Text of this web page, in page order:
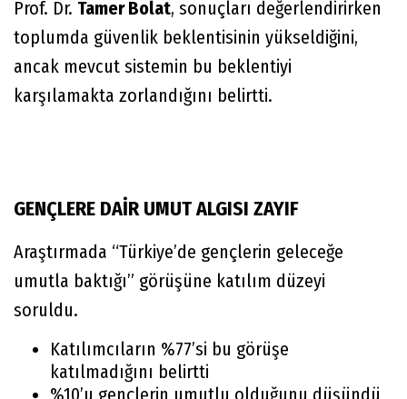
Prof. Dr. Tamer Bolat, sonuçları değerlendirirken
toplumda güvenlik beklentisinin yükseldiğini,
ancak mevcut sistemin bu beklentiyi
karşılamakta zorlandığını belirtti.
GENÇLERE DAİR UMUT ALGISI ZAYIF
Araştırmada “Türkiye’de gençlerin geleceğe
umutla baktığı” görüşüne katılım düzeyi
soruldu.
Katılımcıların %77’si bu görüşe
katılmadığını belirtti
%10’u gençlerin umutlu olduğunu düşündü